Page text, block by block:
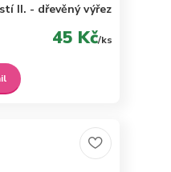
II. - dřevěný výřez
45 Kč/ks